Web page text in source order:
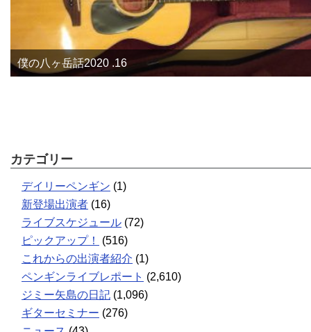
僕の八ヶ岳話2020 .16
カテゴリー
デイリーペンギン (1)
新登場出演者 (16)
ライブスケジュール (72)
ピックアップ！
(516)
これからの出演者紹介 (1)
ペンギンライブレポート (2,610)
ジミー矢島の日記 (1,096)
ギターセミナー (276)